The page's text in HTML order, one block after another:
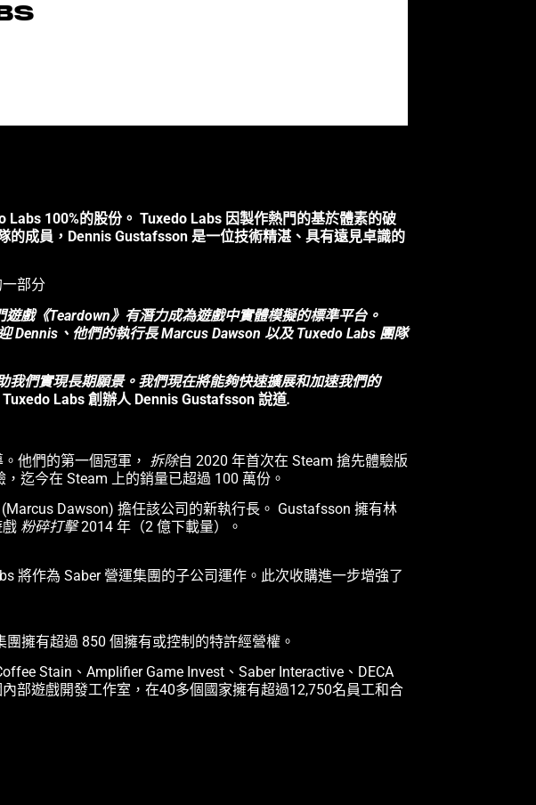
Labs 100%的股份。 Tuxedo Labs 因製作熱門的基於體素的破
成員，Dennis Gustafsson 是一位技術精湛、具有遠見卓識的
部分
戲《Teardown》有潛力成為遊戲中實體模擬的標準平台。
Dennis、他們的執行長 Marcus Dawson 以及 Tuxedo Labs 團隊
我們實現長期願景。我們現在將能夠快速擴展和加速我們的
Tuxedo Labs 創辦人 Dennis Gustafsson 說道.
他們的第一個冠軍， 拆除自 2020 年首次在 Steam 搶先體驗版
迄今在 Steam 上的銷量已超過 100 萬份。
Dawson) 擔任該公司的新執行長。 Gustafsson 擁有林
粉碎打擊2014 年（2 億下載量）。
將作為 Saber 營運集團的子公司運作。此次收購進一步增強了
擁有超過 850 個擁有或控制的特許經營權。
Stain、Amplifier Game Invest、Saber Interactive、DECA
部遊戲開發工作室，在40多個國家擁有超過12,750名員工和合